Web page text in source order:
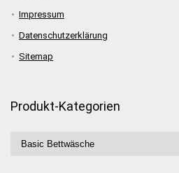
Impressum
Datenschutzerklärung
Sitemap
Produkt-Kategorien